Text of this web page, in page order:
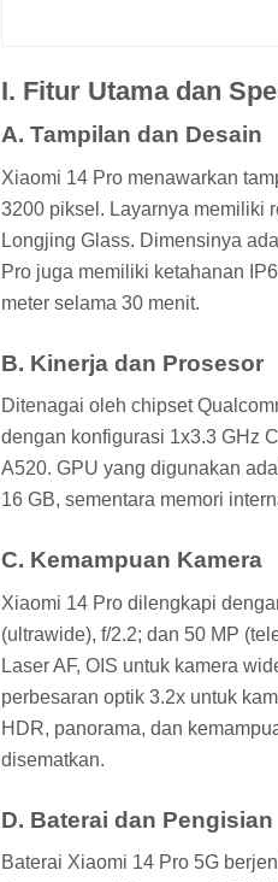
I. Fitur Utama dan
A. Tampilan dan Desain
Xiaomi 14 Pro menawarkan
3200 piksel. Layarnya memiliki
Longjing Glass. Dimensinya
Pro juga memiliki ketahanan
meter selama 30 menit.
B. Kinerja dan Prosesor
Ditenagai oleh chipset
dengan konfigurasi 1x3.3 GHz
A520. GPU yang digunakan
16 GB, sementara memori
C. Kemampuan Kamera
Xiaomi 14 Pro dilengkapi
(ultrawide), f/2.2; dan 50 MP
Laser AF, OIS untuk kamera
perbesaran optik 3.2x untuk
HDR, panorama, dan
disematkan.
D. Baterai dan Pengisian
Baterai Xiaomi 14 Pro 5G